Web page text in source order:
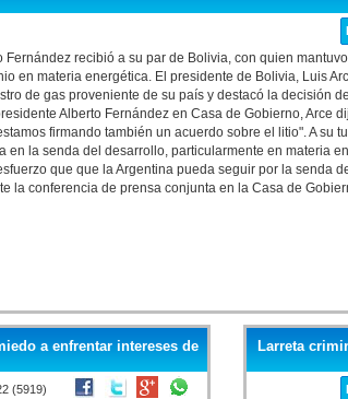
Fernández recibió a su par de Bolivia, con quien
en materia energética. El presidente de Bolivia, Luis
de gas proveniente de su país y destacó la decisión
Alberto Fernández en Casa de Gobierno, Arce
firmando también un acuerdo sobre el litio". A su
en la senda del desarrollo, particularmente en materia
que que la Argentina pueda seguir por la senda
la conferencia de prensa conjunta en la Casa de
a enfrentar intereses de
(5919)
Larreta